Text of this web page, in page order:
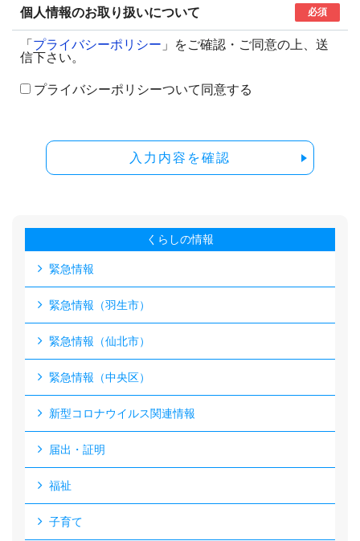
個人情報のお取り扱いについて 必須
「 プライバシーポリシー 」をご確認・ご同意の上、送
信下さい。
プライバシーポリシーついて同意する
入力内容を確認
くらしの情報
緊急情報
緊急情報（羽生市）
緊急情報（仙北市）
緊急情報（中央区）
新型コロナウイルス関連情報
届出・証明
福祉
子育て